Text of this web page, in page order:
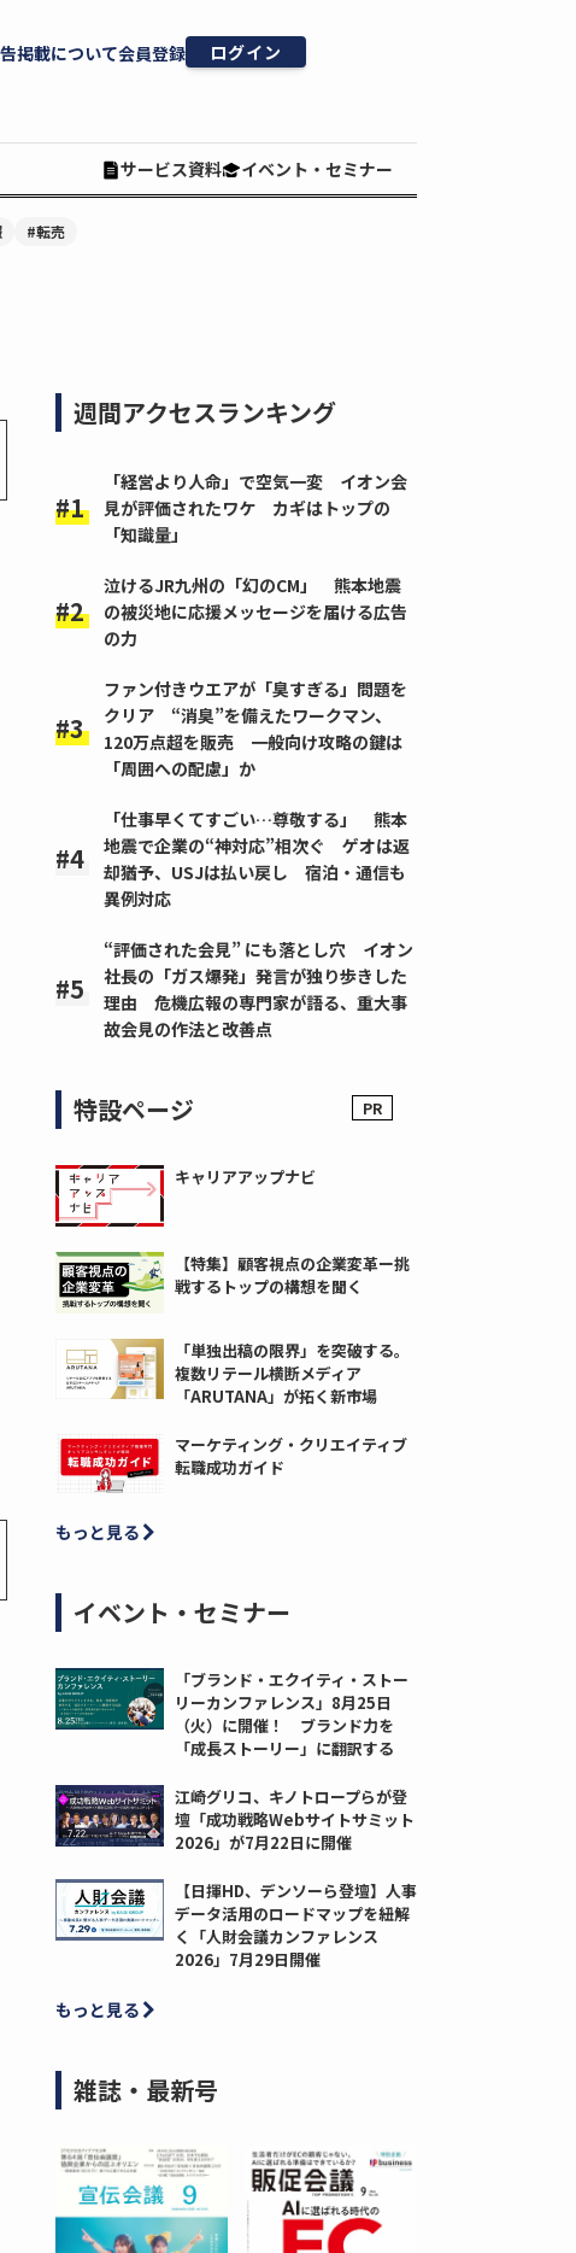
掲載について会員登録 ログイン
サービス資料 イベント・セミナー
#転売
週間アクセスランキング
「経営より人命」で空気一変 イオン会
見が評価されたワケ カギはトップの
「知識量」
泣けるJR九州の「幻のCM」 熊本地震
の被災地に応援メッセージを届ける広告
の力
ファン付きウエアが「臭すぎる」問題を
クリア “消臭”を備えたワークマン、
120万点超を販売 一般向け攻略の鍵は
「周囲への配慮」か
「仕事早くてすごい…尊敬する」 熊本
地震で企業の“神対応”相次ぐ ゲオは返
却猶予、USJは払い戻し 宿泊・通信も
異例対応
“評価された会見” にも落とし穴 イオン
社長の「ガス爆発」発言が独り歩きした
理由 危機広報の専門家が語る、重大事
故会見の作法と改善点
特設ページ
キャリアアップナビ
【特集】顧客視点の企業変革ー挑
戦するトップの構想を聞く
「単独出稿の限界」を突破する。
複数リテール横断メディア
「ARUTANA」が拓く新市場
マーケティング・クリエイティブ
転職成功ガイド
もっと見る
イベント・セミナー
「ブランド・エクイティ・ストー
リーカンファレンス」8月25日
（火）に開催！ ブランド力を
「成長ストーリー」に翻訳する
江崎グリコ、キノトロープらが登
壇「成功戦略Webサイトサミット
2026」が7月22日に開催
【日揮HD、デンソーら登壇】人事
データ活用のロードマップを紐解
く「人財会議カンファレンス
2026」7月29日開催
もっと見る
雑誌・最新号